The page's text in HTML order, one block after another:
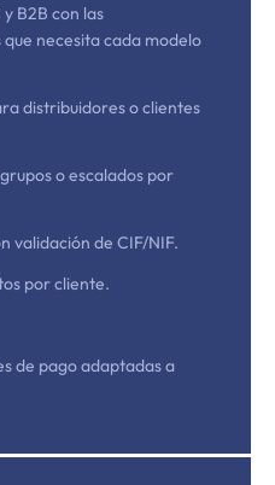
B2B con las
necesita cada modelo
distribuidores o clientes
o escalados por
validación de CIF/NIF.
por cliente.
de pago adaptadas a